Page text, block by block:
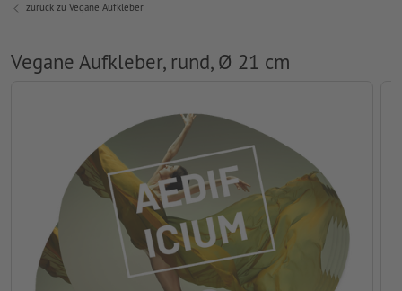
zurück zu Vegane Aufkleber
Vegane Aufkleber, rund, Ø 21 cm